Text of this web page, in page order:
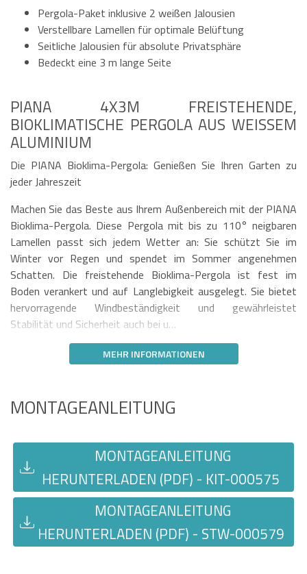
Pergola-Paket inklusive 2 weißen Jalousien
Verstellbare Lamellen für optimale Belüftung
Seitliche Jalousien für absolute Privatsphäre
Bedeckt eine 3 m lange Seite
PIANA 4X3M FREISTEHENDE,
BIOKLIMATISCHE PERGOLA AUS WEISSEM A
LUMINIUM
Die PIANA Bioklima-Pergola: Genießen Sie Ihren Garten zu
jeder Jahreszeit
Machen Sie das Beste aus Ihrem Außenbereich mit der PIANA
Bioklima-Pergola. Diese Pergola mit bis zu 110° neigbaren
Lamellen passt sich jedem Wetter an: Sie schützt Sie im
Winter vor Regen und spendet im Sommer angenehmen
Schatten. Die freistehende Bioklima-Pergola ist fest im
Boden verankert und auf Langlebigkeit ausgelegt. Sie bietet
hervorragende Windbeständigkeit und gewährleistet
Stabilität und Sicherheit auch bei u…
MEHR INFORMATIONEN
MONTAGEANLEITUNG
MONTAGEANLEITUNG
HERUNTERLADEN (PDF) - KIT-000575
MONTAGEANLEITUNG
HERUNTERLADEN (PDF) - STW-000579